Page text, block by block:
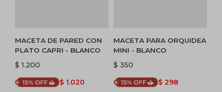
MACETA DE PARED CON
PLATO CAPRI - BLANCO
$ 1.200
$ 1.020
MACETA PARA ORQUIDEA
MINI - BLANCO
$ 350
$ 298